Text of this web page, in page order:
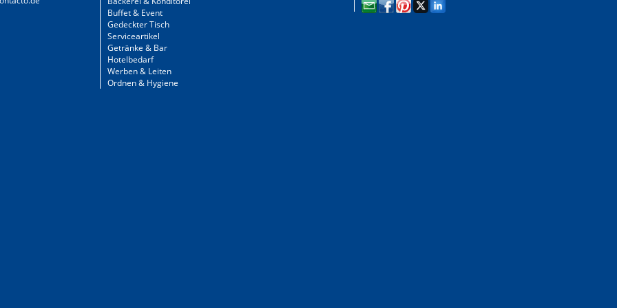
Buffet & Event
Gedeckter Tisch
Serviceartikel
Getränke & Bar
Hotelbedarf
Werben & Leiten
Ordnen & Hygiene